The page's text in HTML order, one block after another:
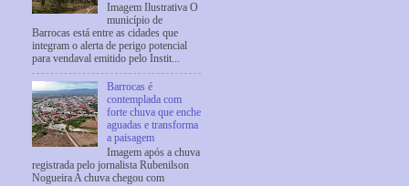
Imagem Ilustrativa O
município de
Barrocas está entre as cidades que
integram o alerta de perigo potencial
para vendaval emitido pelo Instit...
Barrocas é
contemplada com
forte chuva que enche
aguadas e transforma
a paisagem
Imagem após a chuva
registrada pelo jornalista Rubenilson
Nogueira A chuva chegou com